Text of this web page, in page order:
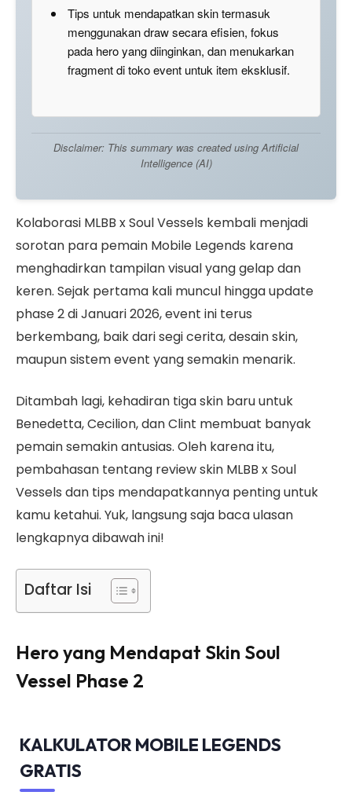
Tips untuk mendapatkan skin termasuk
menggunakan draw secara efisien, fokus
pada hero yang diinginkan, dan menukarkan
fragment di toko event untuk item eksklusif.
Disclaimer: This summary was created using Artificial
Intelligence (AI)
Kolaborasi MLBB x Soul Vessels kembali menjadi
sorotan para pemain Mobile Legends karena
menghadirkan tampilan visual yang gelap dan
keren. Sejak pertama kali muncul hingga update
phase 2 di Januari 2026, event ini terus
berkembang, baik dari segi cerita, desain skin,
maupun sistem event yang semakin menarik.
Ditambah lagi, kehadiran tiga skin baru untuk
Benedetta, Cecilion, dan Clint membuat banyak
pemain semakin antusias. Oleh karena itu,
pembahasan tentang review skin MLBB x Soul
Vessels dan tips mendapatkannya penting untuk
kamu ketahui. Yuk, langsung saja baca ulasan
lengkapnya dibawah ini!
Daftar Isi
Hero yang Mendapat Skin Soul
Vessel Phase 2
KALKULATOR MOBILE LEGENDS
GRATIS